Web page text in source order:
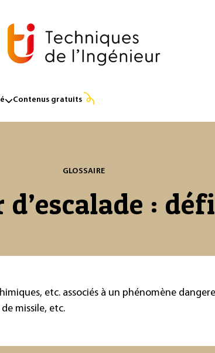
Contenus gratuits
GLOSSAIRE
:
etc. associés à un phénomène
missile, etc.